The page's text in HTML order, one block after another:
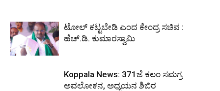
ಟೋಲ್ ಕಟ್ಟಬೇಡಿ ಎಂದ ಕೇಂದ್ರ ಸಚಿವ :
ಹೆಚ್.ಡಿ. ಕುಮಾರಸ್ವಾಮಿ
Koppala News: 371ಜೆ ಕಲಂ ಸಮಗ್ರ
ಅವಲೋಕನ, ಅಧ್ಯಯನ ಶಿಬಿರ